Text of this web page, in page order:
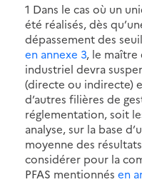
1 Dans le cas où un
été réalisés, dès
dépassement des
en annexe 3, le maître
industriel devra
(directe ou indirecte)
d’autres filières de
réglementation, soit
analyse, sur la base
moyenne des
considérer pour la
PFAS mentionnés en